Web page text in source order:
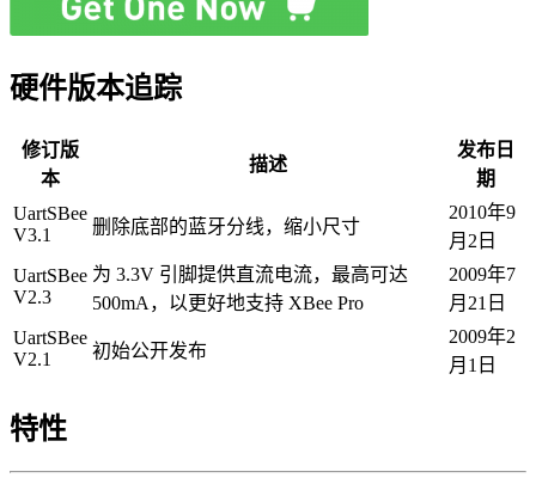
硬件版本追踪
修订版
本
描述
发布日
期
UartSBee
V3.1
删除底部的蓝牙分线，缩小尺寸
2010年9
月2日
UartSBee
V2.3
为 3.3V 引脚提供直流电流，最高可达
500mA，以更好地支持 XBee Pro
2009年7
月21日
UartSBee
V2.1
初始公开发布
2009年2
月1日
特性